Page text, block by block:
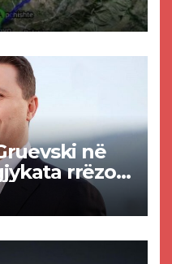
komuna e
për
në
rrëzon
e
së